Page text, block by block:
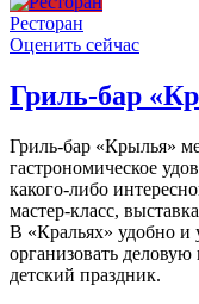
Ресторан
Оценить сейчас
Гриль-бар
Гриль-бар «Крылья»
гастрономическое
какого-либо
мастер-класс,
В «Кральях» удобно и
организовать
детский праздник.